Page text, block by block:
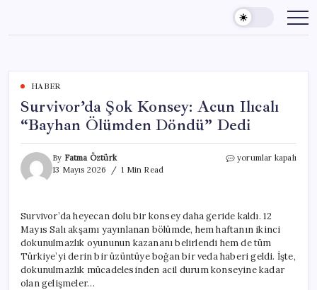
content
HABER
Survivor’da Şok Konsey: Acun Ilıcalı
“Bayhan Ölümden Döndü” Dedi
By Fatma Öztürk
13 Mayıs 2026
1 Min Read
Survivor’da
“Bayhan
Ölümden
Döndü”
Dedi
için
yorumlar kapalı
Survivor’da heyecan dolu bir konsey daha geride kaldı. 12
Mayıs Salı akşamı yayınlanan bölümde, hem haftanın ikinci
dokunulmazlık oyununun kazananı belirlendi hem de tüm
Türkiye’yi derin bir üzüntüye boğan bir veda haberi geldi. İşte,
dokunulmazlık mücadelesinden acil durum konseyine kadar
olan gelişmeler…